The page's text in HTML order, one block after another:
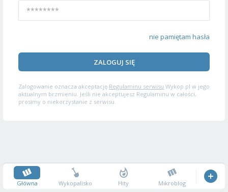
nie pamiętam hasła
ZALOGUJ SIĘ
Zalogowanie oznacza akceptację Regulaminu serwisu Wykop.pl w jego
aktualnym brzmieniu. Jeśli nie akceptujesz Regulaminu w całości,
prosimy o niekorzystanie z serwisu.
Główna Wykopalisko Hity Mikroblog